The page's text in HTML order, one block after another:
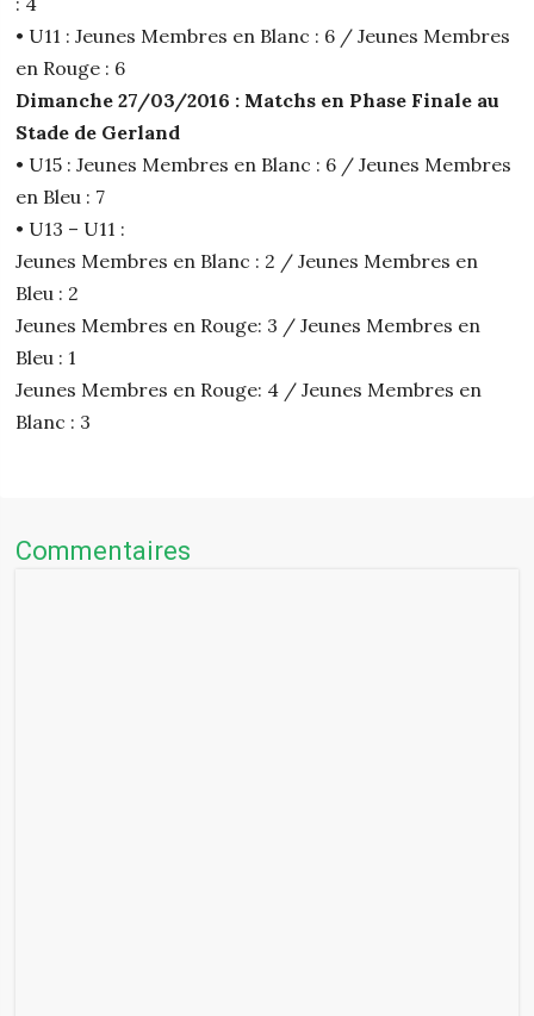
• U11 : Jeunes Membres en Blanc : 6 / Jeunes Membres
en Rouge : 6
Dimanche 27/03/2016 : Matchs en Phase Finale au
Stade de Gerland
• U15 : Jeunes Membres en Blanc : 6 / Jeunes Membres
en Bleu : 7
• U13 – U11 :
Jeunes Membres en Blanc : 2 / Jeunes Membres en
Bleu : 2
Jeunes Membres en Rouge: 3 / Jeunes Membres en
Bleu : 1
Jeunes Membres en Rouge: 4 / Jeunes Membres en
Blanc : 3
Commentaires